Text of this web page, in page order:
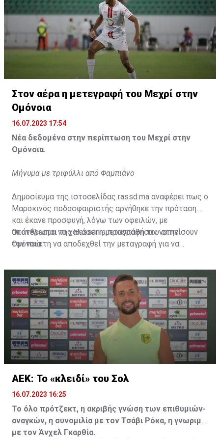
Στον αέρα η μετεγραφή του Μεχρί στην
Ομόνοια
16.07.2023 17:54
Νέα δεδομένα στην περίπτωση του Μεχρί στην
Ομόνοια.
Μήνυμα με τριφύλλι από Φαμπιάνο
Δημοσίευμα της ιστοσελίδας rassd.ma αναφέρει πως ο
Μαροκινός ποδοσφαιριστής αρνήθηκε την πρόταση
και έκανε προσφυγή, λόγω των οφειλών, με
αποτέλεσμα να χαλάσει η μεταγραφή του στην
Ομόνοια.
Οι άνθρωποι της Hassania προσπάθησαν να πείσουν
τον παίκτη να αποδεχθεί την μεταγραφή για να
μετακίνησή του, αλλά ο παίκτης αρνήθηκε και επέμεινε
να λύσει το συμβόλαιό του, ώστε να μετακομίσει
ελεύθερα σε οποιαδήποτε νέα ομάδα το τρέχον
καλοκαίρι.
ΑΕΚ: Το «κλειδί» του Σολ
16.07.2023 16:25
Το όλο πρότζεκτ, η ακριβής γνώση των επιθυμιών-
αναγκών, η συνομιλία με τον Τσάβι Ρόκα, η γνωριμία
με τον Άνχελ Γκαρθία.